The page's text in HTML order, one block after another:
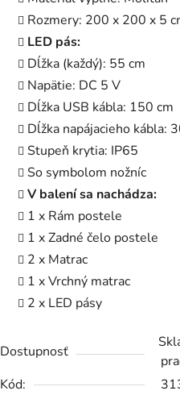
Rozmery: 200 x 200 x 5
LED pás:
Dĺžka (každý): 55 cm
Napätie: DC 5 V
Dĺžka USB kábla: 150 cm
Dĺžka napájacieho kábla:
Stupeň krytia: IP65
So symbolom nožníc
V balení sa nachádza:
1 x Rám postele
1 x Zadné čelo postele
2 x Matrac
1 x Vrchný matrac
2 x LED pásy
Dostupnosť
Kód: